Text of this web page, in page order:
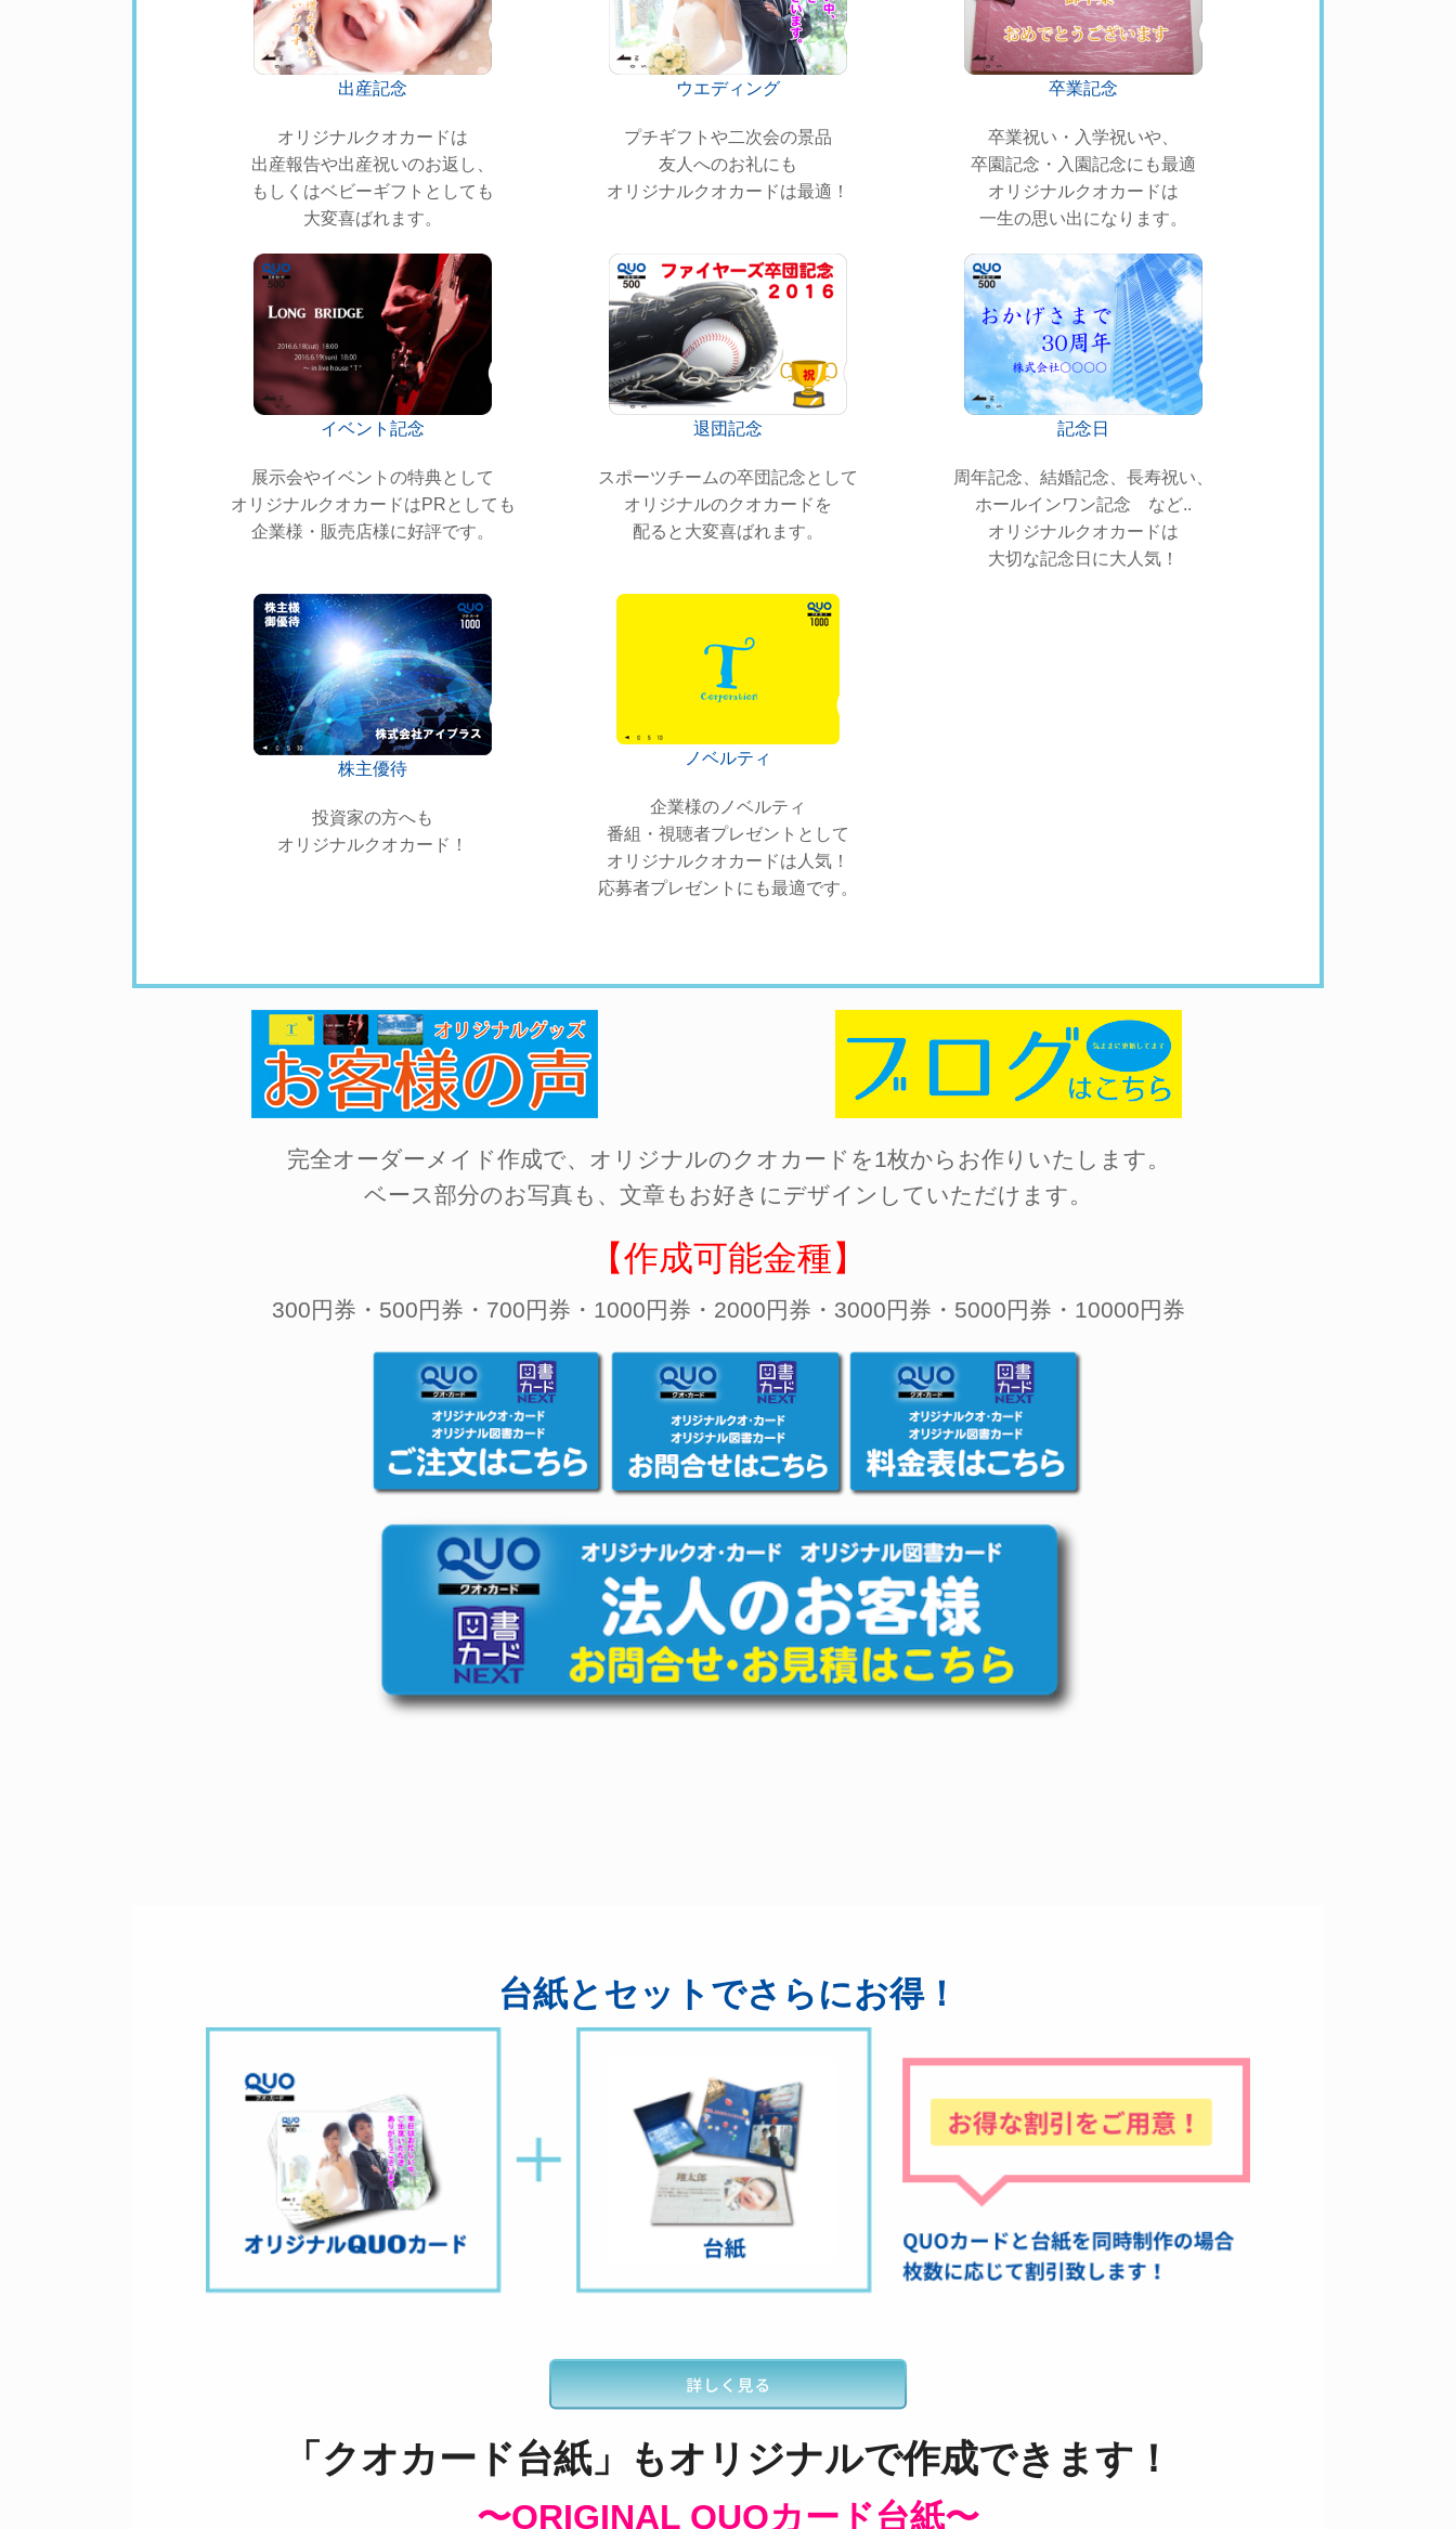
出産記念
オリジナルクオカードは
出産報告や出産祝いのお返し、
もしくはベビーギフトとしても
大変喜ばれます。
ウエディング
プチギフトや二次会の景品
友人へのお礼にも
オリジナルクオカードは最適！
卒業記念
卒業祝い・入学祝いや、
卒園記念・入園記念にも最適
オリジナルクオカードは
一生の思い出になります。
イベント記念
展示会やイベントの特典として
オリジナルクオカードはPRとしても
企業様・販売店様に好評です。
退団記念
スポーツチームの卒団記念として
オリジナルのクオカードを
配ると大変喜ばれます。
記念日
周年記念、結婚記念、長寿祝い、
ホールインワン記念 など..
オリジナルクオカードは
大切な記念日に大人気！
株主優待
投資家の方へも
オリジナルクオカード！
ノベルティ
企業様のノベルティ
番組・視聴者プレゼントとして
オリジナルクオカードは人気！
応募者プレゼントにも最適です。
完全オーダーメイド作成で、オリジナルのクオカードを1枚からお作りいたします。
ベース部分のお写真も、文章もお好きにデザインしていただけます。
【作成可能金種】
300円券・500円券・700円券・1000円券・2000円券・3000円券・5000円券・10000円券
台紙とセットでさらにお得！
「クオカード台紙」もオリジナルで作成できます！
〜ORIGINAL QUOカード台紙〜